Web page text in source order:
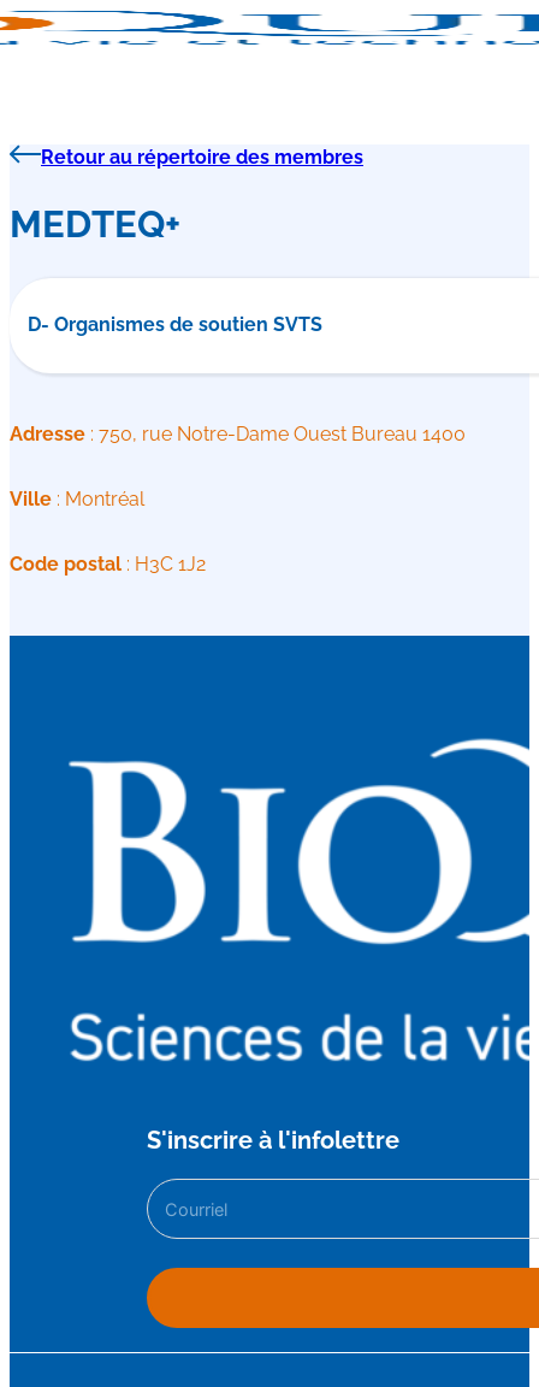
Retour au répertoire des membres
MEDTEQ+
D- Organismes de soutien SVTS
Adresse : 750, rue Notre-Dame Ouest Bureau 1400
Ville : Montréal
Code postal : H3C 1J2
S'inscrire à l'infolettre